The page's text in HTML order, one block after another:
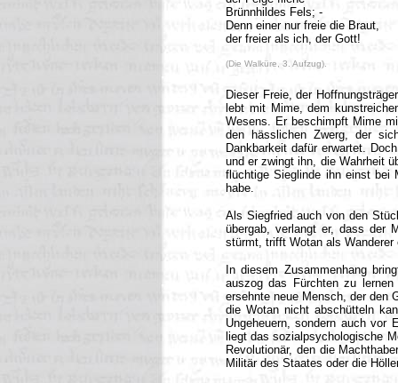
Brünnhildes Fels; -
Denn einer nur freie die Braut,
der freier als ich, der Gott!
(Die Walküre, 3. Aufzug).
Dieser Freie, der
lebt mit Mime, dem
Wesens. Er beschimpft Mime
den hässlichen Zwerg, der
Dankbarkeit dafür erwartet.
und er zwingt ihn, die Wahrheit
flüchtige Sieglinde ihn einst bei
habe.
Als Siegfried auch von den
übergab, verlangt er, dass der
stürmt, trifft Wotan als Wanderer
In diesem Zusammenhang
auszog das Fürchten zu
ersehnte neue Mensch, der den
die Wotan nicht abschütteln
Ungeheuern, sondern auch vor
liegt das sozialpsychologische
Revolutionär, den die
Militär des Staates oder die